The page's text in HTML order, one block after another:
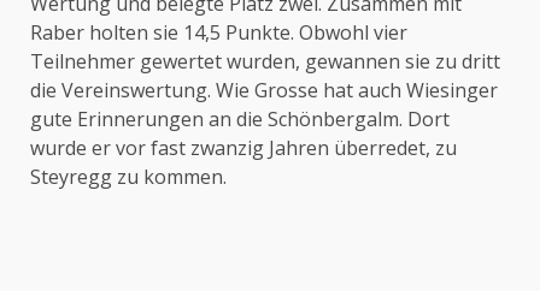
Raber holten sie 14,5 Punkte. Obwohl vier
Teilnehmer gewertet wurden, gewannen sie zu dritt
die Vereinswertung. Wie Grosse hat auch Wiesinger
gute Erinnerungen an die Schönbergalm. Dort
wurde er vor fast zwanzig Jahren überredet, zu
Steyregg zu kommen.